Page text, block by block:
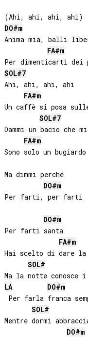
DO#m
Anima mia, balli
FA#m
SOL#7
Ahi, ahi, ahi, ahi
FA#m
Un caffè si posa
SOL#7
Dammi un bacio che
FA#m
Sono solo un
Ma dimmi perché
DO#m
Per farti, per farti
DO#m
Per farti santa
FA#m
Hai scelto di dare la
SOL#
LA
DO#m
Per farla franca
SOL#
Mentre dormi
DO#m